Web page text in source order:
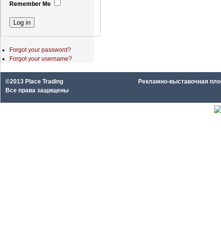
Remember Me
Forgot your password?
Forgot your username?
©2013 Place Trading
Все права защищены
Рекламно-выставочная